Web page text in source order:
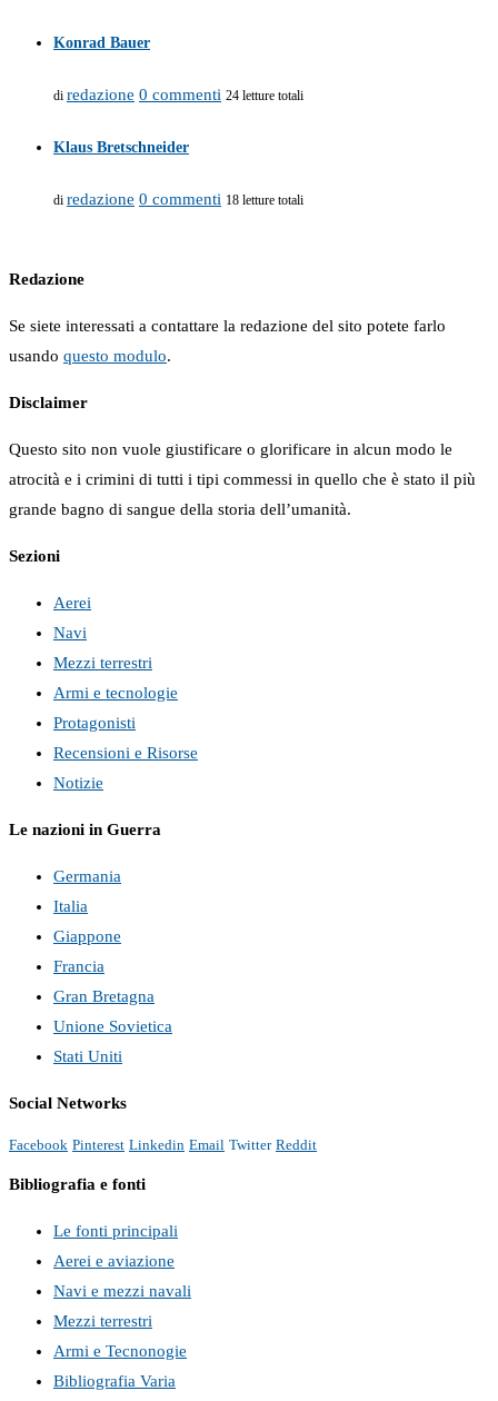
Konrad Bauer
di redazione 0 commenti 24 letture totali
Klaus Bretschneider
di redazione 0 commenti 18 letture totali
Redazione
Se siete interessati a contattare la redazione del sito potete farlo
usando questo modulo.
Disclaimer
Questo sito non vuole giustificare o glorificare in alcun modo le
atrocità e i crimini di tutti i tipi commessi in quello che è stato il più
grande bagno di sangue della storia dell’umanità.
Sezioni
Aerei
Navi
Mezzi terrestri
Armi e tecnologie
Protagonisti
Recensioni e Risorse
Notizie
Le nazioni in Guerra
Germania
Italia
Giappone
Francia
Gran Bretagna
Unione Sovietica
Stati Uniti
Social Networks
Facebook Pinterest Linkedin Email Twitter Reddit
Bibliografia e fonti
Le fonti principali
Aerei e aviazione
Navi e mezzi navali
Mezzi terrestri
Armi e Tecnonogie
Bibliografia Varia